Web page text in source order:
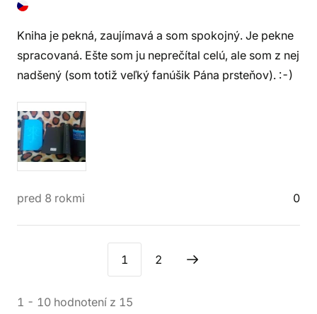
Kniha je pekná, zaujímavá a som spokojný. Je pekne
spracovaná. Ešte som ju neprečítal celú, ale som z nej
nadšený (som totiž veľký fanúšik Pána prsteňov). :-)
pred 8 rokmi 0
1 2
1 - 10 hodnotení z 15